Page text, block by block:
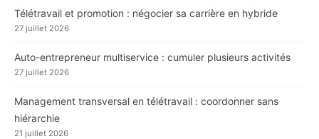
Télétravail et promotion : négocier sa carrière en hybride
27 juillet 2026
Auto-entrepreneur multiservice : cumuler plusieurs activités
27 juillet 2026
Management transversal en télétravail : coordonner sans
hiérarchie
21 juillet 2026